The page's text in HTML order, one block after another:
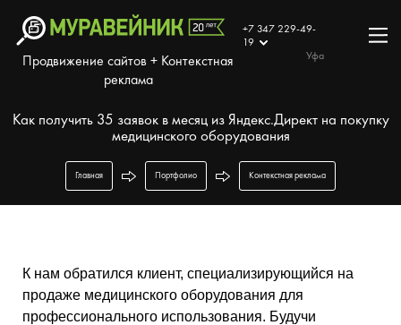
Продвижение сайтов + Контекстная
реклама
+7 347 229-49-
19
Уфа
Как получить 35 заявок в месяц из Яндекс.Директ на покупку
медицинского оборудования
Главная Портфолио Контекстная реклама
К нам обратился клиент, специализирующийся на
продаже медицинского оборудования для
профессионального использования. Будучи